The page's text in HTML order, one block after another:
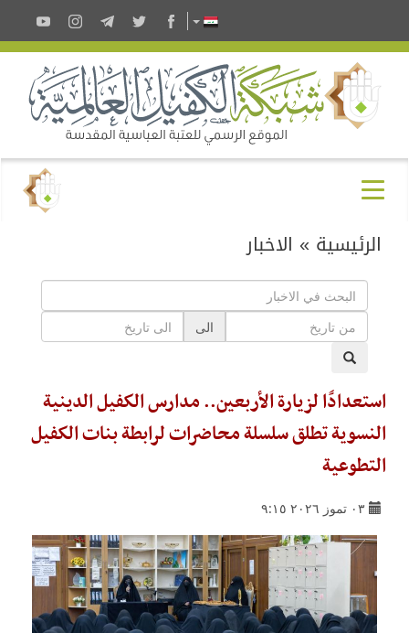
الرئيسية » الاخبار
الى
استعدادًا لزيارة الأربعين.. مدارس الكفيل الدينية
النسوية تطلق سلسلة محاضرات لرابطة بنات الكفيل
التطوعية
٠٣ تموز ٢٠٢٦ ٩:١٥